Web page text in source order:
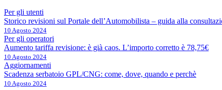
Per gli utenti
Storico revisioni sul Portale dell’Automobilista – guida alla
10 Agosto 2024
Per gli operatori
Aumento tariffa revisione: è già caos. L’importo corretto è 78,75€
10 Agosto 2024
Aggiornamenti
Scadenza serbatoio GPL/CNG: come, dove, quando e perchè
10 Agosto 2024